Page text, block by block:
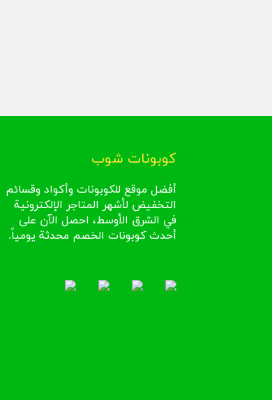
كوبونات شوب
أفضل موقع للكوبونات وأكواد وقسائم
التخفيض لأشهر المتاجر الإلكترونية
في الشرق الأوسط، احصل الآن على
أحدث كوبونات الخصم محدثة يومياً.